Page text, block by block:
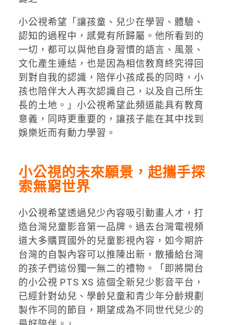
小公視希望「讓孩童、兒少在學習、體驗、
認知的過程中，感覺有所歸屬。他所看到的
一切，都可以與他自身習慣的語言、風景、
文化產生連結，也是因為相信教育終究得回
到對自我的認識，陪伴小孩成長的同時，小
孩也陪伴大人再次認識自己，以及自己所生
長的土地。」小公視希望此頻道能具有教育
意義，同時更重要的，讓孩子能在其中找到
娛樂近而有動力學習。
小公視的未來願景，起攜手探
索無窮世界
小公視希望透過兒少內容吸引動畫人才，打
造台灣兒童影音第一品牌。過去台灣電視頻
道大多購買國外的兒童影視內容，如今期許
台灣的自製內容可以推陳出新，散播給台灣
的孩子們這份獨一無二的禮物。「 即將開台
的小公視 PTS XS 這個全新兒少影音平台，
已經針對幼兒、學齡兒童和青少年分齡規劃
製作不同的節目，期望成為不同世代兒少的